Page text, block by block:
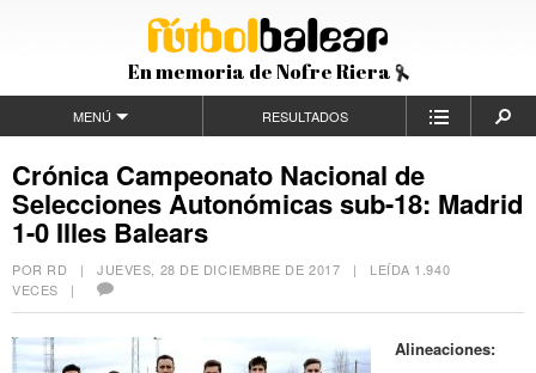
En memoria de Nofre Riera
MENÚ RESULTADOS
Crónica Campeonato Nacional de
Selecciones Autonómicas sub-18: Madrid
1-0 Illes Balears
POR RD |JUEVES, 28 DE DICIEMBRE DE 2017 | LEÍDA 1.940
VECES |
Alineaciones: